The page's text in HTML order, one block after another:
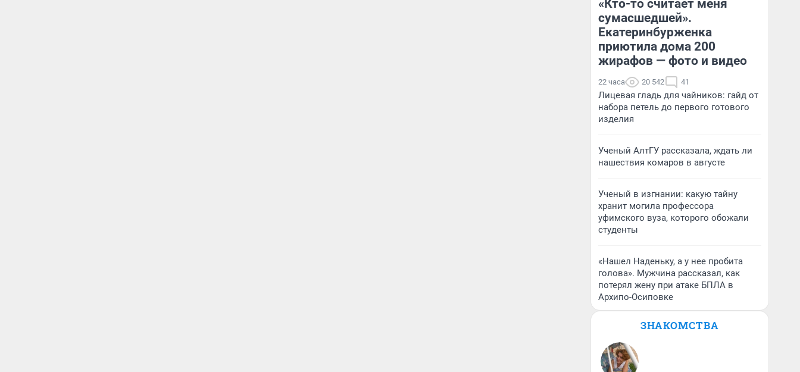
Анатолий Кузнецов
«Кто-то считает меня
сумасшедшей».
Екатеринбурженка
приютила дома 200
жирафов — фото и видео
22 часа 20 542 41
Лицевая гладь для чайников: гайд от
набора петель до первого готового
изделия
Ученый АлтГУ рассказала, ждать ли
нашествия комаров в августе
Ученый в изгнании: какую тайну
хранит могила профессора
уфимского вуза, которого обожали
студенты
«Нашел Наденьку, а у нее пробита
голова». Мужчина рассказал, как
потерял жену при атаке БПЛА в
Архипо-Осиповке
ЗНАКОМСТВА